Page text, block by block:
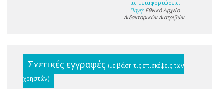
τις μεταφορτώσεις.
Πηγή: Εθνικό Αρχείο
Διδακτορικών Διατριβών.
Σχετικές εγγραφές (με βάση τις επισκέψεις των
χρηστών)